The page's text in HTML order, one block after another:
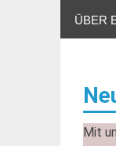
ÜBER
Mit